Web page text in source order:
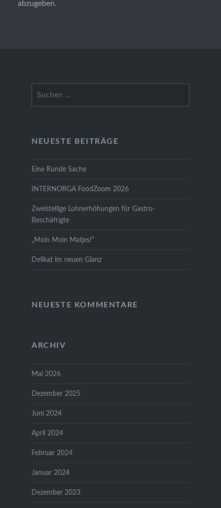
abzugeben.
NEUESTE BEITRÄGE
Eine Runde Sache
INTERNORGA FoodZoom 2026
Zweistellige Lohnerhöhungen für Gastro-
Beschäftigte
„Moin Moin Matjes!“
Delikat im neuen Glanz
NEUESTE KOMMENTARE
ARCHIV
Mai 2026
Dezember 2025
Juni 2024
April 2024
Februar 2024
Januar 2024
Dezember 2023